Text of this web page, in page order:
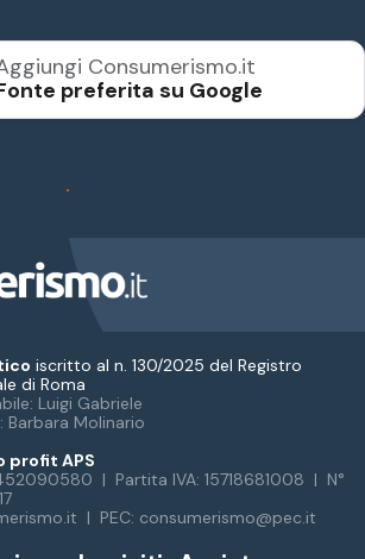
iscritto al n. 130/2025 del Registro
di Roma
Luigi Gabriele
Molinario
profit APS
| Partita IVA: 15718681008 | N°
| PEC: consumerismo@pec.it